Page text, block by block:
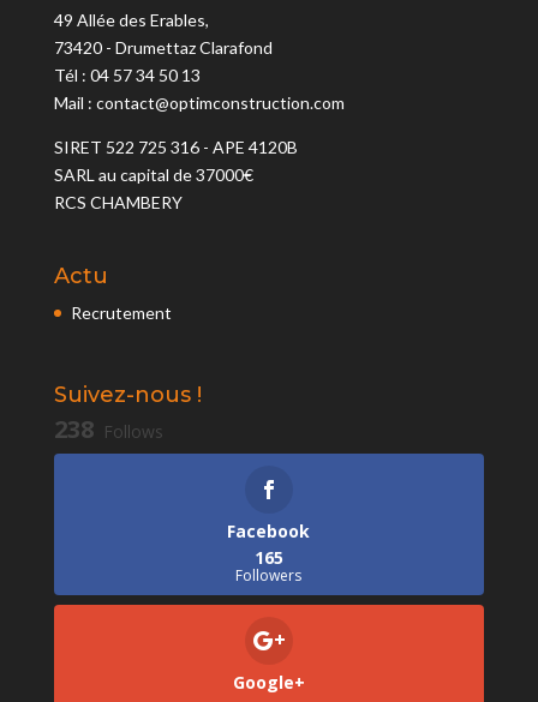
49 Allée des Erables,
73420 - Drumettaz Clarafond
Tél : 04 57 34 50 13
Mail : contact@optimconstruction.com
SIRET 522 725 316 - APE 4120B
SARL au capital de 37000€
RCS CHAMBERY
Actu
Recrutement
Suivez-nous !
238 Follows
Facebook
165
Followers
Google+